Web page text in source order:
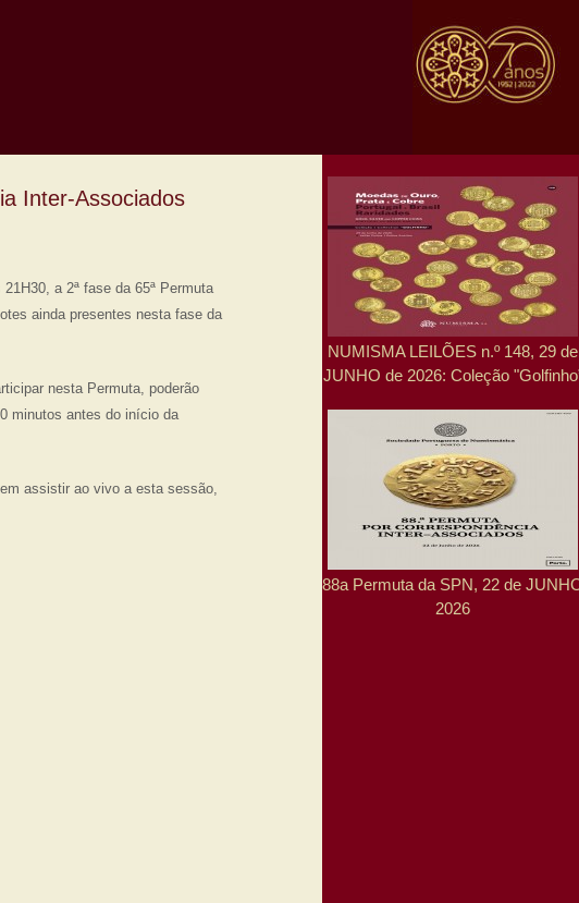
Inter-Associados
a 2ª fase da 65ª Permuta
ainda presentes nesta fase da
nesta Permuta, poderão
minutos antes do início da
assistir ao vivo a esta sessão,
NUMISMA LEILÕES n.º 148, 29 de
JUNHO de 2026: Coleção
88a Permuta da SPN, 22 de
2026